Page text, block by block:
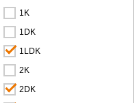
1K
1DK
1LDK
2K
2DK